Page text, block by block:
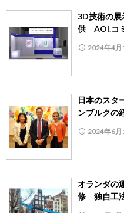
3D技術の展
供 AOI.コ
2024年4月
日本のスタ
ンブルクの
2024年6月
オランダの
修 独自工